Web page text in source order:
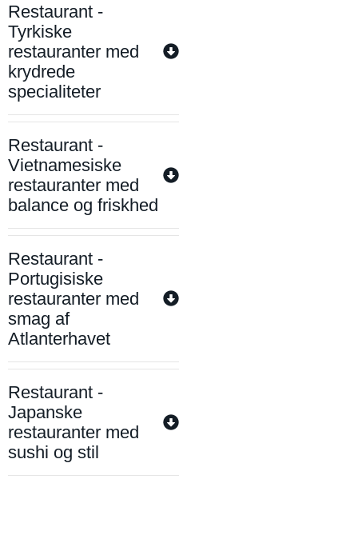
Restaurant -
Tyrkiske
restauranter med
krydrede
specialiteter
Restaurant -
Vietnamesiske
restauranter med
balance og friskhed
Restaurant -
Portugisiske
restauranter med
smag af
Atlanterhavet
Restaurant -
Japanske
restauranter med
sushi og stil